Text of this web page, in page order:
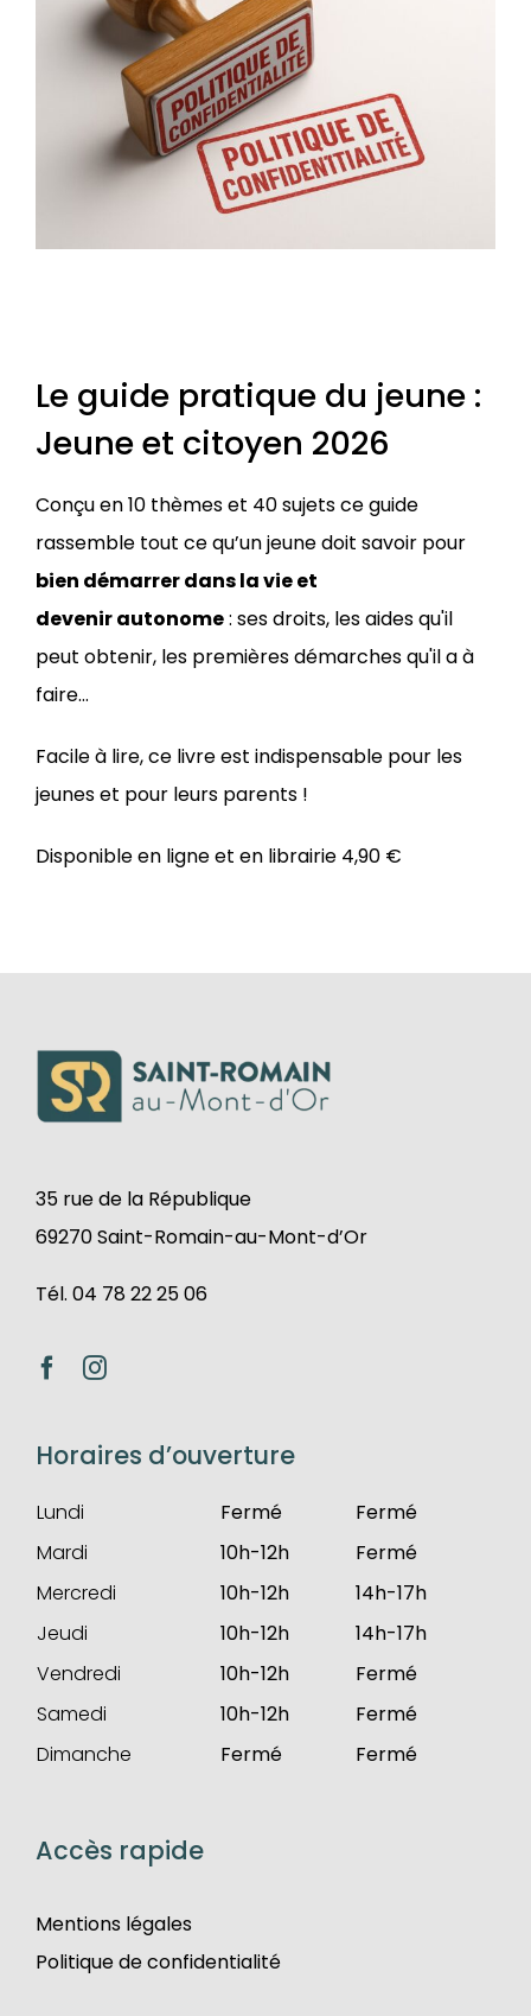
Le guide pratique du jeune :
Jeune et citoyen 2026
Conçu en 10 thèmes et 40 sujets ce guide
rassemble tout ce qu’un jeune doit savoir pour
bien démarrer dans la vie et
devenir autonome: ses droits, les aides qu'il
peut obtenir, les premières démarches qu'il a à
faire…
Facile à lire, ce livre est indispensable pour les
jeunes et pour leurs parents !
Disponible en ligne et en librairie 4,90 €
35 rue de la République
69270 Saint-Romain-au-Mont-d’Or
Tél. 04 78 22 25 06
Horaires d’ouverture
Lundi Fermé
Fermé
Mardi
10h-12h
Fermé
Mercredi
10h-12h
14h-17h
Jeudi
10h-12h
14h-17h
Vendredi
10h-12h
Fermé
Samedi
10h-12h
Fermé
Dimanche
Fermé Fermé
Accès rapide
Mentions légales
Politique de confidentialité